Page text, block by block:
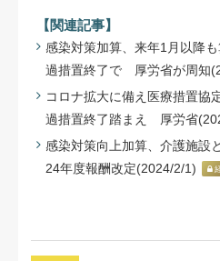
【関連記事】
感染対策加算、来年1月以降
過措置終了で 厚労省が周知
コロナ拡大に備え医療措置協
過措置終了踏まえ 厚労省
感染対策向上加算、介護施設
24年度報酬改定(2024/2/1)